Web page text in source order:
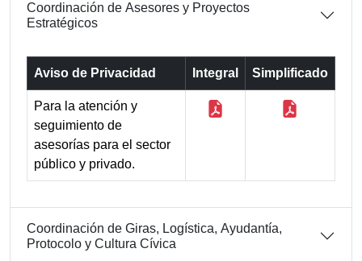
Coordinación de Asesores y Proyectos
Estratégicos
Aviso de Privacidad Integral Simplificado
Para la atención y
seguimiento de
asesorías para el sector
público y privado.
Coordinación de Giras, Logística, Ayudantía,
Protocolo y Cultura Cívica